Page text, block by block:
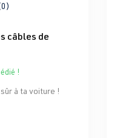
0 sur 5 étoiles
câbles de
!
à ta voiture !